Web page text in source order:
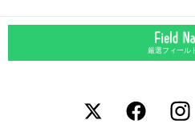
厳選フィール